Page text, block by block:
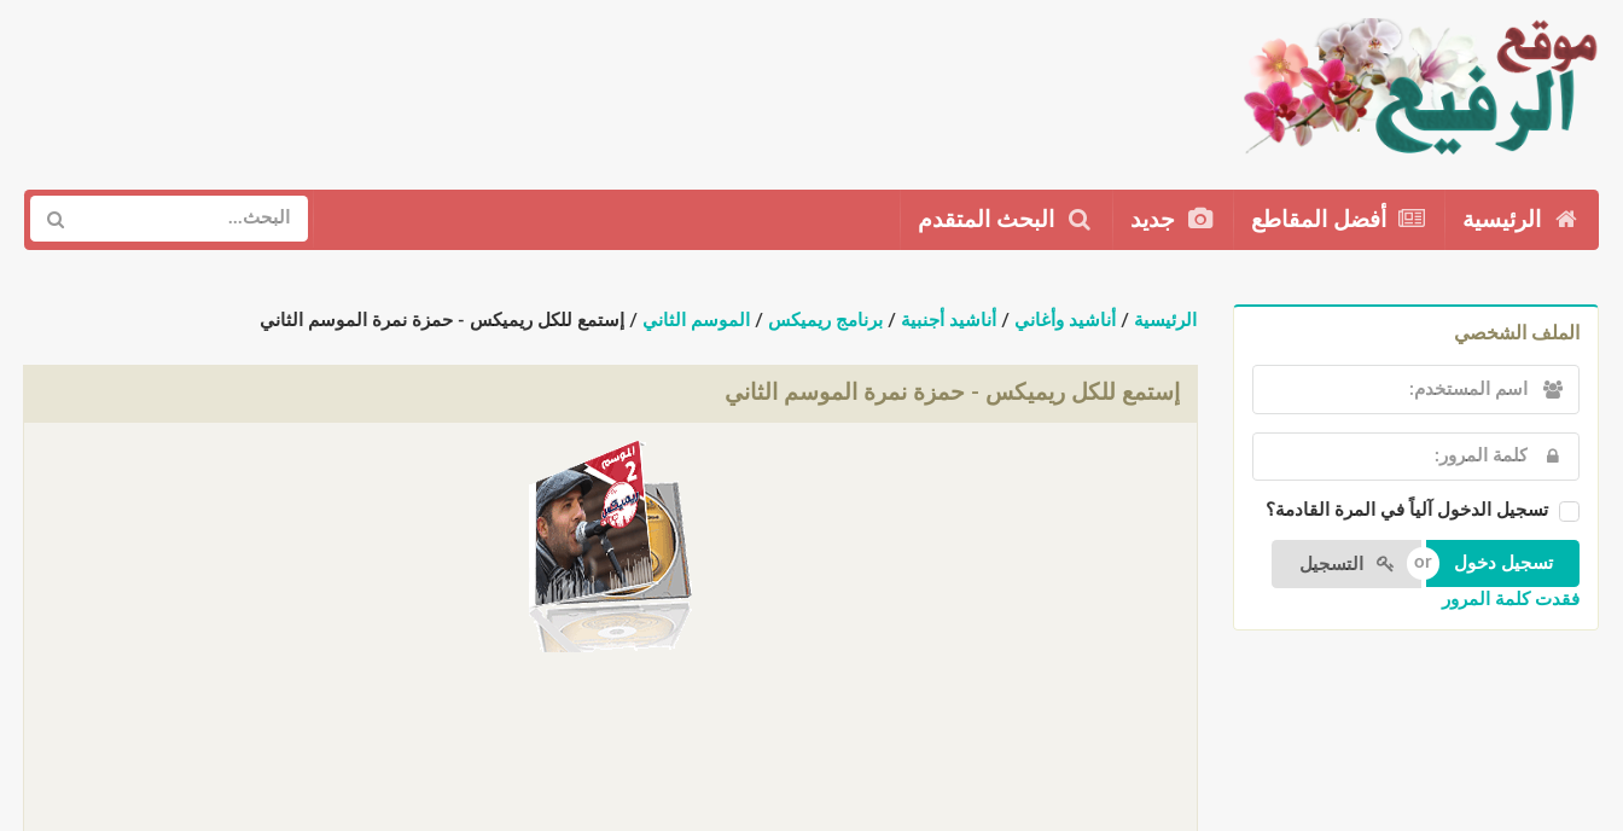
الرئيسية أفضل المقاطع جديد البحث المتقدم
الملف الشخصي
تسجيل الدخول آلياً في المرة القادمة؟
التسجيل
فقدت كلمة المرور
الرئيسية / أناشيد وأغاني / أناشيد أجنبية /برنامج ريميكس / الموسم الثاني / إستمع للكل ريميكس - حمزة نمرة الموسم الثاني
إستمع للكل ريميكس - حمزة نمرة الموسم الثاني